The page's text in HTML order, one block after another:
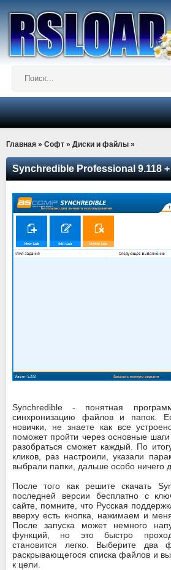
Главная » Софт » Диски и файлы »
Synchredible Professional 9.118
Synchredible - понятная
синхронизацию файлов и папок.
новички, не знаете как все
поможет пройти через основные
разобраться сможет каждый. По
кликов, раз настроили, указали
выбрали папки, дальше особо ничего
После того как решите скачать
последней версии бесплатно с
сайте, помните, что Русская
вверху есть кнопка, нажимаем и
После запуска может немного
функций, но это быстро
становится легко. Выберите
раскрывающегося списка файлов и
к цели.